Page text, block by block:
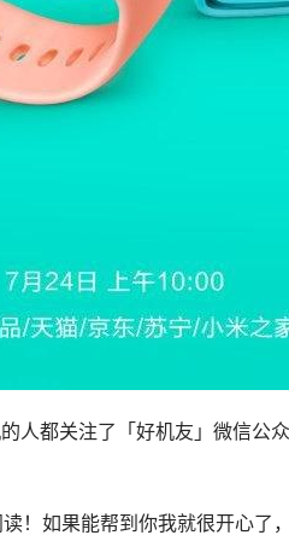
人都关注了「好机友」微信公
！如果能帮到你我就很开心了